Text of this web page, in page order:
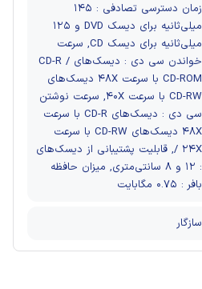
زمان دسترسی تصادفی : ۱۴۵
میلی‌ثانیه برای دیسک DVD و ۱۲۵
میلی‌ثانیه برای دیسک CD, سرعت
خواندن سی دی : دیسک‌های CD-R /
CD-ROM با سرعت ۴۸X دیسک‌های
CD-RW با سرعت ۴۰X, سرعت نوشتن
سی دی : دیسک‌های CD-R با سرعت
۴۸X دیسک‌های CD-RW با سرعت
۲۴X /, قابلیت پشتیبانی از دیسک‌های
: ۱۲ و ۸ سانتی‌متری, میزان حافظه
بافر : ۰.۷۵ مگابایت
سازگار